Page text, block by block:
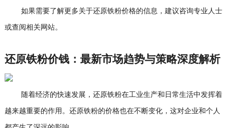
如果需要了解更多关于还原铁粉价格的信息，建议咨询专业人士
或查阅相关网站。
还原铁粉价钱：最新市场趋势与策略深度解析
随着经济的快速发展，还原铁粉在工业生产和日常生活中发挥着
越来越重要的作用。还原铁粉的价格也在不断变化，这对企业和个人